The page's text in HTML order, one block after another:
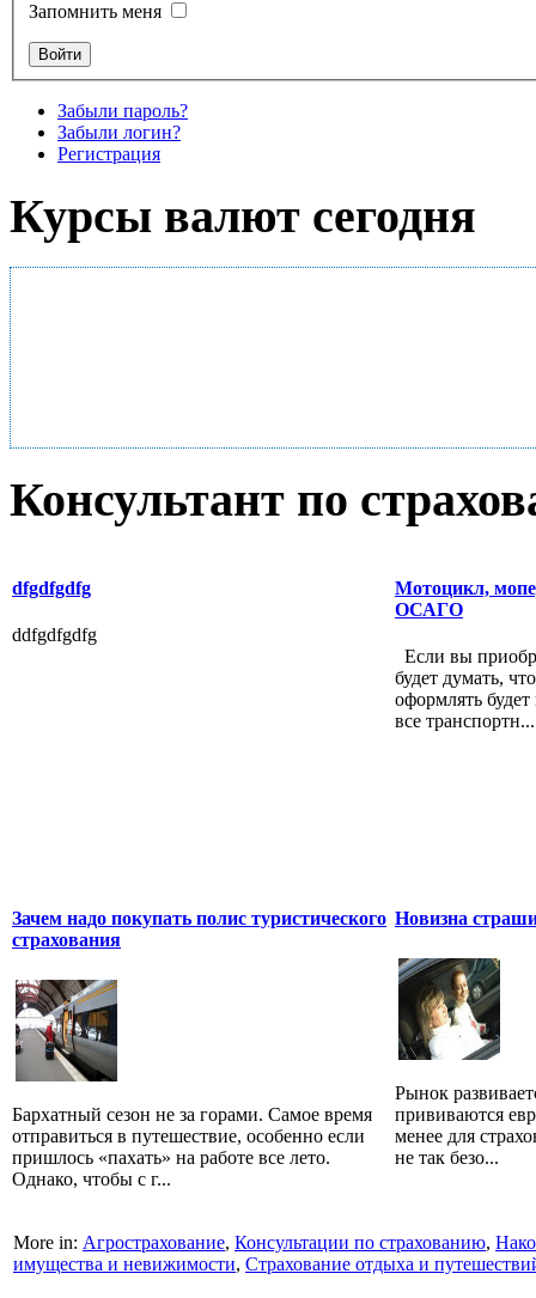
Запомнить меня
Забыли пароль?
Забыли логин?
Регистрация
Курсы валют сегодня
Консультант по
dfgdfgdfg
ddfgdfgdfg
Мотоцикл,
ОСАГО
Если вы
будет думать,
оформлять
все транспортн...
Зачем надо покупать полис туристического
страхования
Бархатный сезон не за горами. Самое время
отправиться в путешествие, особенно если
пришлось «пахать» на работе все лето.
Однако, чтобы с г...
Новизна
Рынок
прививаются
менее для
не так безо...
More in: Агрострахование, Консультации по страхованию,
имущества и невижимости, Страхование отдыха и